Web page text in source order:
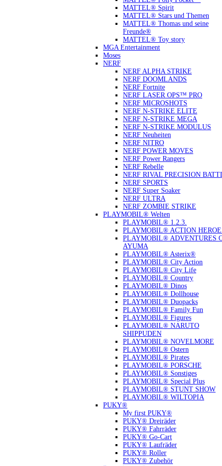
MATTEL® Spirit
MATTEL® Stars und Themen
MATTEL® Thomas und seine
Freunde®
MATTEL® Toy story
MGA Entertainment
Moses
NERF
NERF ALPHA STRIKE
NERF DOOMLANDS
NERF Fortnite
NERF LASER OPS™ PRO
NERF MICROSHOTS
NERF N-STRIKE ELITE
NERF N-STRIKE MEGA
NERF N-STRIKE MODULUS
NERF Neuheiten
NERF NITRO
NERF POWER MOVES
NERF Power Rangers
NERF Rebelle
NERF RIVAL PRECISION
NERF SPORTS
NERF Super Soaker
NERF ULTRA
NERF ZOMBIE STRIKE
PLAYMOBIL® Welten
PLAYMOBIL® 1.2.3.
PLAYMOBIL® ACTION
PLAYMOBIL® ADVENTURES
AYUMA
PLAYMOBIL® Asterix®
PLAYMOBIL® City Action
PLAYMOBIL® City Life
PLAYMOBIL® Country
PLAYMOBIL® Dinos
PLAYMOBIL® Dollhouse
PLAYMOBIL® Duopacks
PLAYMOBIL® Family Fun
PLAYMOBIL® Figures
PLAYMOBIL® NARUTO
SHIPPUDEN
PLAYMOBIL® NOVELMORE
PLAYMOBIL® Ostern
PLAYMOBIL® Pirates
PLAYMOBIL® PORSCHE
PLAYMOBIL® Sonstiges
PLAYMOBIL® Special Plus
PLAYMOBIL® STUNT SHOW
PLAYMOBIL® WILTOPIA
PUKY®
My first PUKY®
PUKY® Dreiräder
PUKY® Fahrräder
PUKY® Go-Cart
PUKY® Laufräder
PUKY® Roller
PUKY® Zubehör